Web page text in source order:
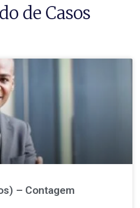
de Casos
– Contagem